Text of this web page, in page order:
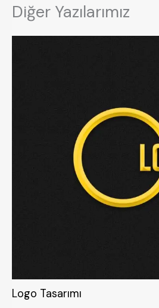
Diğer Yazılarımız
Logo Tasarımı